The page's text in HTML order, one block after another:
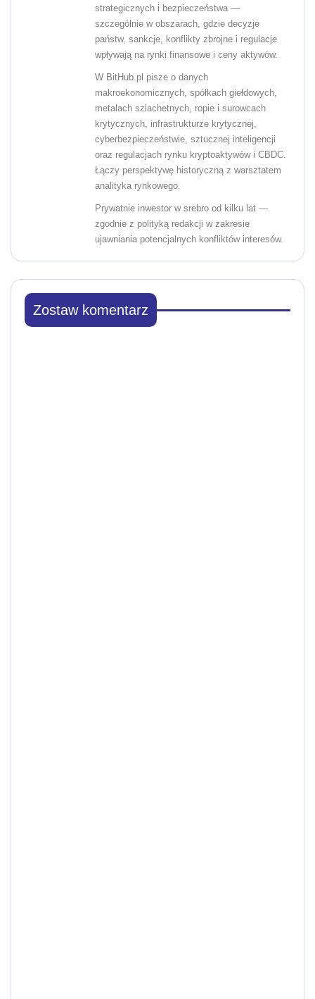
strategicznych i bezpieczeństwa —
szczególnie w obszarach, gdzie decyzje
państw, sankcje, konflikty zbrojne i regulacje
wpływają na rynki finansowe i ceny aktywów.
W BitHub.pl pisze o danych
makroekonomicznych, spółkach giełdowych,
metalach szlachetnych, ropie i surowcach
krytycznych, infrastrukturze krytycznej,
cyberbezpieczeństwie, sztucznej inteligencji
oraz regulacjach rynku kryptoaktywów i CBDC.
Łączy perspektywę historyczną z warsztatem
analityka rynkowego.
Prywatnie inwestor w srebro od kilku lat —
zgodnie z polityką redakcji w zakresie
ujawniania potencjalnych konfliktów interesów.
Zostaw komentarz